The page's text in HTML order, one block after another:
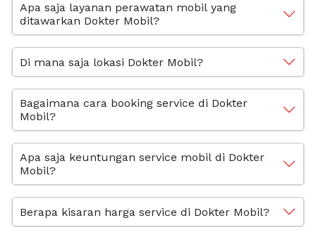
Apa saja layanan perawatan mobil yang
ditawarkan Dokter Mobil?
Di mana saja lokasi Dokter Mobil?
Bagaimana cara booking service di Dokter
Mobil?
Apa saja keuntungan service mobil di Dokter
Mobil?
Berapa kisaran harga service di Dokter Mobil?